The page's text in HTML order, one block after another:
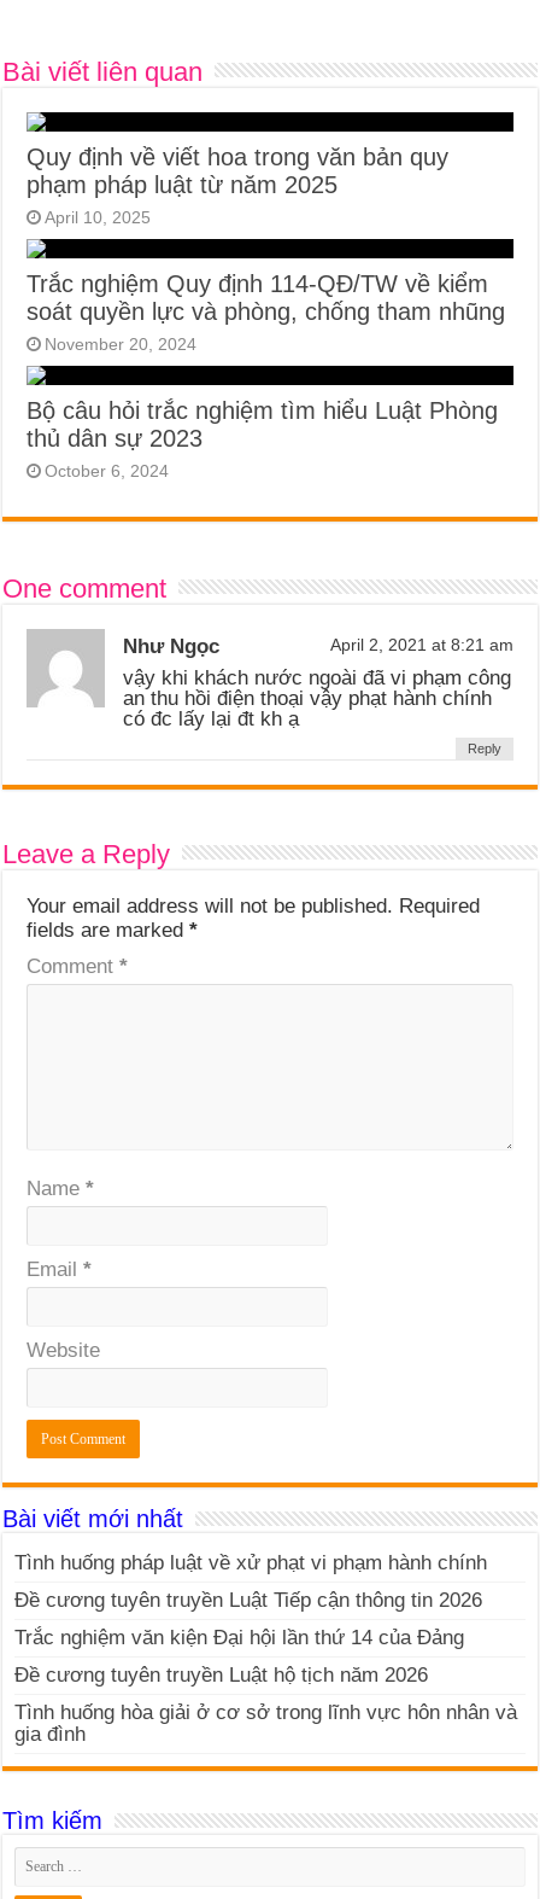
Bài viết liên quan
Quy định về viết hoa trong văn bản quy
phạm pháp luật từ năm 2025
April 10, 2025
Trắc nghiệm Quy định 114-QĐ/TW về kiểm
soát quyền lực và phòng, chống tham nhũng
November 20, 2024
Bộ câu hỏi trắc nghiệm tìm hiểu Luật Phòng
thủ dân sự 2023
October 6, 2024
One comment
Như Ngọc April 2, 2021 at 8:21 am
vậy khi khách nước ngoài đã vi phạm công
an thu hồi điện thoại vậy phạt hành chính
có đc lấy lại đt kh ạ
Reply
Leave a Reply
Your email address will not be published. Required
fields are marked*
Comment*
Name*
Email*
Website
Bài viết mới nhất
Tình huống pháp luật về xử phạt vi phạm hành chính
Đề cương tuyên truyền Luật Tiếp cận thông tin 2026
Trắc nghiệm văn kiện Đại hội lần thứ 14 của Đảng
Đề cương tuyên truyền Luật hộ tịch năm 2026
Tình huống hòa giải ở cơ sở trong lĩnh vực hôn nhân và
gia đình
Tìm kiếm